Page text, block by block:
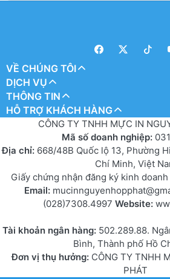
VỀ CHÚNG TÔI
DỊCH VỤ
THÔNG TIN
HỖ TRỢ KHÁCH HÀNG
CÔNG TY TNHH MỰC IN
Mã số doanh nghiệp:
Địa chỉ: 668/48B Quốc lộ 13, Phường
Chí Minh, Việt
Giấy chứng nhận đăng ký kinh
Email:
(028)7308.4997 Website:
Tài khoản ngân hàng: 502.289.88.
Bình, Thành phố Hồ
Đơn vị thụ hưởng:CÔNG TY TNHH
PHÁT